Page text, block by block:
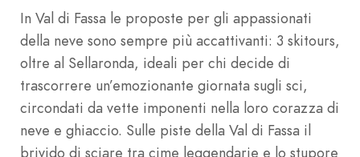
In Val di Fassa le proposte per gli appassionati
della neve sono sempre più accattivanti: 3 skitours,
oltre al Sellaronda, ideali per chi decide di
trascorrere un’emozionante giornata sugli sci,
circondati da vette imponenti nella loro corazza di
neve e ghiaccio. Sulle piste della Val di Fassa il
brivido di sciare tra cime leggendarie e lo stupore